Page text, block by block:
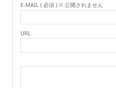
E-MAIL ( 必須 ) ※ 公開されません
URL